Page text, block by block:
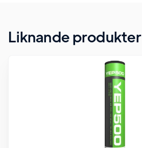
Liknande produkter